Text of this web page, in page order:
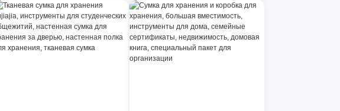
вертикальный блендер
для картофеля, дуршлаг